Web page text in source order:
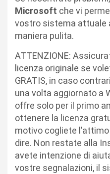
Microsoft che vi
vostro sistema attuale
maniera pulita.
ATTENZIONE:
licenza originale se
GRATIS, in caso
una volta aggiornato a
offre solo per il primo
ottenere la licenza
motivo cogliete
dire. Non restate alla
avete intenzione di
vostre segnalazioni, il